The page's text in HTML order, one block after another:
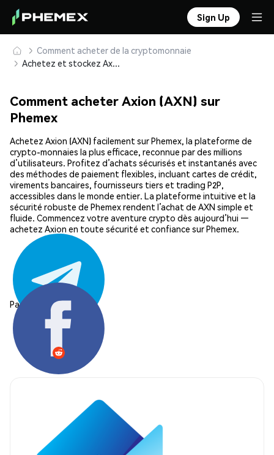
Sign Up
Comment acheter de la cryptomonnaie
Achetez et stockez Axion (AXN) en toute sécurité
Comment acheter Axion (AXN) sur
Phemex
Achetez Axion (AXN) facilement sur Phemex, la plateforme de
crypto-monnaies la plus efficace, reconnue par des millions
d’utilisateurs. Profitez d’achats sécurisés et instantanés avec
des méthodes de paiement flexibles, incluant cartes de crédit,
virements bancaires, fournisseurs tiers et trading P2P,
accessibles dans le monde entier. La plateforme intuitive et la
sécurité robuste de Phemex rendent l’achat de AXN simple et
fluide. Commencez votre aventure crypto dès aujourd’hui —
achetez Axion en toute sécurité et confiance sur Phemex.
Partager: